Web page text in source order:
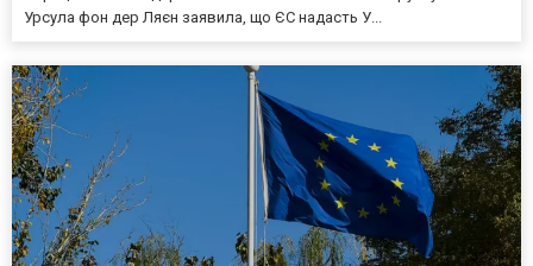
Урсула фон дер Ляєн заявила, що ЄС надасть У...